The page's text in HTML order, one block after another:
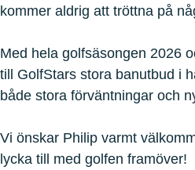
kommer aldrig att tröttna på
Med hela golfsäsongen 2026
till GolfStars stora banutbud i
både stora förväntningar och
Vi önskar Philip varmt
lycka till med golfen framöver!